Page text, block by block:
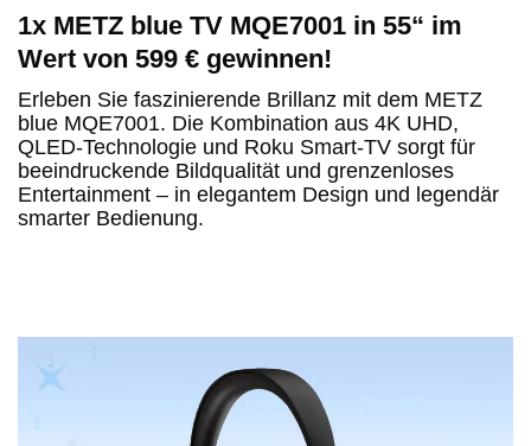
1x METZ blue TV MQE7001 in 55“ im
Wert von 599 € gewinnen!
Erleben Sie faszinierende Brillanz mit dem METZ
blue MQE7001. Die Kombination aus 4K UHD,
QLED-Technologie und Roku Smart-TV sorgt für
beeindruckende Bildqualität und grenzenloses
Entertainment – in elegantem Design und legendär
smarter Bedienung.